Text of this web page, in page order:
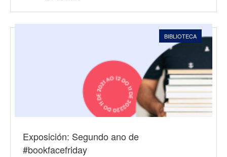
BIBLIOTECA
Exposición: Segundo ano de
#bookfacefriday